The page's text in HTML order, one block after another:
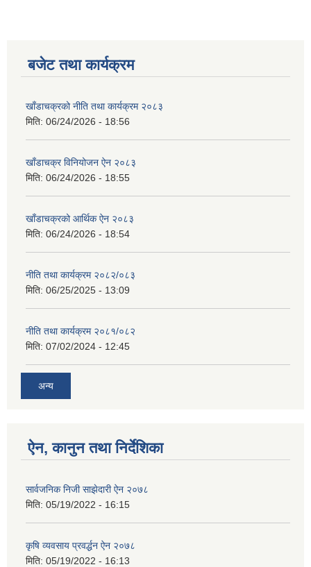
बजेट तथा कार्यक्रम
खाँडाचक्रको नीति तथा कार्यक्रम २०८३
मिति: 06/24/2026 - 18:56
खाँडाचक्र विनियोजन ऐन २०८३
मिति: 06/24/2026 - 18:55
खाँडाचक्रको आर्थिक ऐन २०८३
मिति: 06/24/2026 - 18:54
नीति तथा कार्यक्रम २०८२/०८३
मिति: 06/25/2025 - 13:09
नीति तथा कार्यक्रम २०८१/०८२
मिति: 07/02/2024 - 12:45
अन्य
ऐन, कानुन तथा निर्देशिका
सार्वजनिक निजी साझेदारी ऐन २०७८
मिति: 05/19/2022 - 16:15
कृषि व्यवसाय प्रवर्द्धन ऐन २०७८
मिति: 05/19/2022 - 16:13